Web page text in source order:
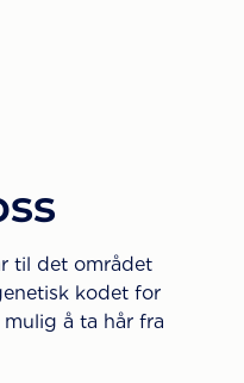
til det området
kodet for
å ta hår fra